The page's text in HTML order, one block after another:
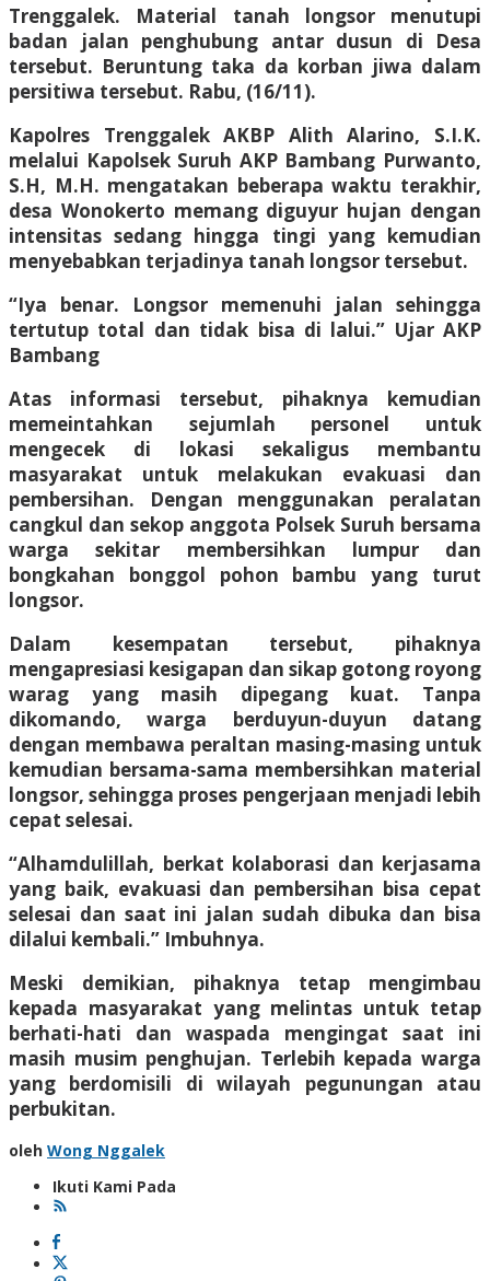
Trenggalek. Material tanah longsor menutupi
badan jalan penghubung antar dusun di Desa
tersebut. Beruntung taka da korban jiwa dalam
persitiwa tersebut. Rabu, (16/11).
Kapolres Trenggalek AKBP Alith Alarino, S.I.K.
melalui Kapolsek Suruh AKP Bambang Purwanto,
S.H, M.H. mengatakan beberapa waktu terakhir,
desa Wonokerto memang diguyur hujan dengan
intensitas sedang hingga tingi yang kemudian
menyebabkan terjadinya tanah longsor tersebut.
“Iya benar. Longsor memenuhi jalan sehingga
tertutup total dan tidak bisa di lalui.” Ujar AKP
Bambang
Atas informasi tersebut, pihaknya kemudian
memeintahkan sejumlah personel untuk
mengecek di lokasi sekaligus membantu
masyarakat untuk melakukan evakuasi dan
pembersihan. Dengan menggunakan peralatan
cangkul dan sekop anggota Polsek Suruh bersama
warga sekitar membersihkan lumpur dan
bongkahan bonggol pohon bambu yang turut
longsor.
Dalam kesempatan tersebut, pihaknya
mengapresiasi kesigapan dan sikap gotong royong
warag yang masih dipegang kuat. Tanpa
dikomando, warga berduyun-duyun datang
dengan membawa peraltan masing-masing untuk
kemudian bersama-sama membersihkan material
longsor, sehingga proses pengerjaan menjadi lebih
cepat selesai.
“Alhamdulillah, berkat kolaborasi dan kerjasama
yang baik, evakuasi dan pembersihan bisa cepat
selesai dan saat ini jalan sudah dibuka dan bisa
dilalui kembali.” Imbuhnya.
Meski demikian, pihaknya tetap mengimbau
kepada masyarakat yang melintas untuk tetap
berhati-hati dan waspada mengingat saat ini
masih musim penghujan. Terlebih kepada warga
yang berdomisili di wilayah pegunungan atau
perbukitan.
oleh Wong Nggalek
Ikuti Kami Pada